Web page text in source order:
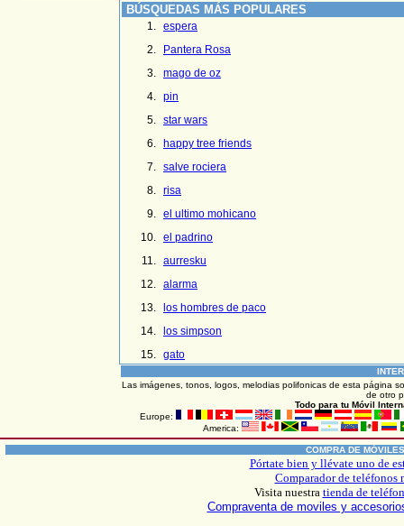
BÚSQUEDAS MÁS POPULARES
espera
Pantera Rosa
mago de oz
pin
star wars
happy tree friends
salve rociera
risa
el ultimo mohicano
el padrino
aurresku
alarma
los hombres de paco
los simpson
gato
Las imágenes, tonos, logos, melodias polifonicas de esta página
de otro
Todo para tu Móvil
Europe:
America:
COMPRA DE MÓVILES
Pórtate bien y llévate uno de
Comparador de teléfonos
Visita nuestra tienda de
Compraventa de moviles y